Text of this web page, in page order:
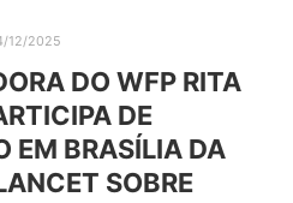
12/2025
DO WFP RITA
DE
EM BRASÍLIA DA
SOBRE